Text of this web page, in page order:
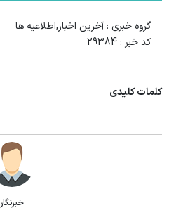
گروه خبری : آخرین اخبار,اطلاعیه ها
کد خبر : 29384
کلمات کلیدی
خبرنگار